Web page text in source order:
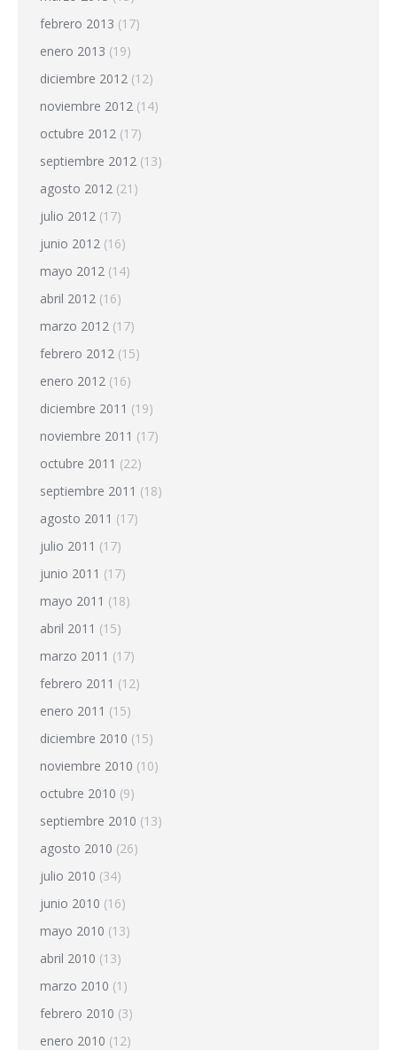
febrero 2013 (17)
enero 2013 (19)
diciembre 2012 (12)
noviembre 2012 (14)
octubre 2012 (17)
septiembre 2012 (13)
agosto 2012 (21)
julio 2012 (17)
junio 2012 (16)
mayo 2012 (14)
abril 2012 (16)
marzo 2012 (17)
febrero 2012 (15)
enero 2012 (16)
diciembre 2011 (19)
noviembre 2011 (17)
octubre 2011 (22)
septiembre 2011 (18)
agosto 2011 (17)
julio 2011 (17)
junio 2011 (17)
mayo 2011 (18)
abril 2011 (15)
marzo 2011 (17)
febrero 2011 (12)
enero 2011 (15)
diciembre 2010 (15)
noviembre 2010 (10)
octubre 2010 (9)
septiembre 2010 (13)
agosto 2010 (26)
julio 2010 (34)
junio 2010 (16)
mayo 2010 (13)
abril 2010 (13)
marzo 2010 (1)
febrero 2010 (3)
enero 2010 (12)